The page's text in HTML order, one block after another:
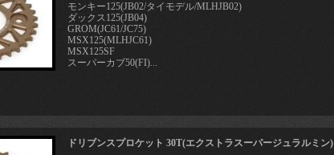
モンキー125(JB02/タイモデル/MLHJB02)
ダックス125(JB04)
GROM(JC61/JC75)
MSX125(MLHJC61)
MSX125SF
スーパーカブ50(FI)...
ドリブンスプロケット 30T(エクストラスーパージュラルミン)